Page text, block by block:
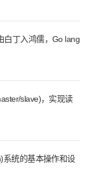
白丁入鸿儒，Go lang
slave)，实现读
系统的基本操作和设